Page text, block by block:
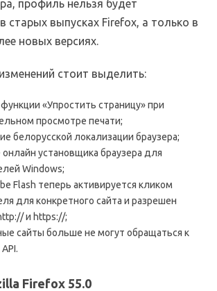
профиль нельзя будет
старых выпусках Firefox, а только в
новых версиях.
стоит выделить:
«Упростить страницу» при
просмотре печати;
белорусской локализации браузера;
установщика браузера для
Windows;
Flash теперь активируется кликом
для конкретного сайта и разрешен
и https://;
сайты больше не могут обращаться к
Firefox 55.0